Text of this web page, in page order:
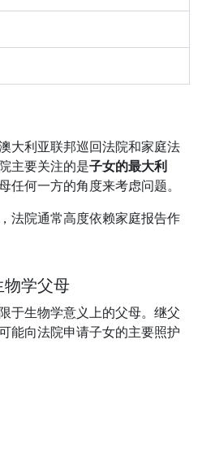
大利亚联邦巡回法院和家庭法
主要关注的是子女的最大利
任何一方的角度来考虑问题。
法院通常高度依赖家庭报告作
物学父母
于生物学意义上的父母。继父
能向法院申请子女的主要照护